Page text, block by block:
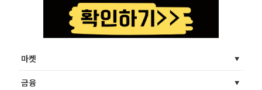
마켓
금융